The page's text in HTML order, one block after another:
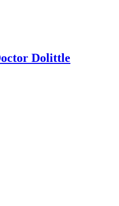
Dolittle